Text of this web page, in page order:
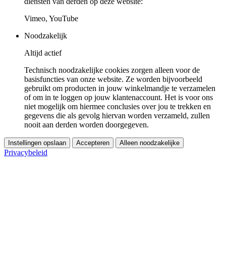
Vimeo, YouTube
Noodzakelijk
Altijd actief
Technisch noodzakelijke cookies zorgen alleen voor de
basisfuncties van onze website. Ze worden bijvoorbeeld
gebruikt om producten in jouw winkelmandje te verzamelen
of om in te loggen op jouw klantenaccount. Het is voor ons
niet mogelijk om hiermee conclusies over jou te trekken en
gegevens die als gevolg hiervan worden verzameld, zullen
nooit aan derden worden doorgegeven.
Instellingen opslaan Accepteren Alleen noodzakelijke
Privacybeleid